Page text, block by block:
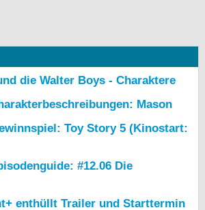
die Walter Boys - Charaktere
Mason
Toy Story 5 (Kinostart:
#12.06 Die
enthüllt Trailer und Starttermin